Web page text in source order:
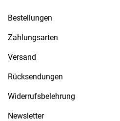
Bestellungen
Zahlungsarten
Versand
Rücksendungen
Widerrufsbelehrung
Newsletter